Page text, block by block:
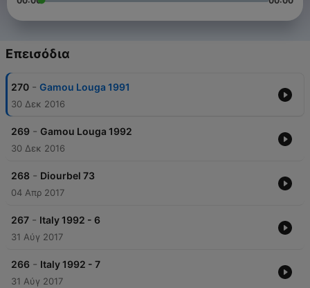
Επεισόδια
270 - Gamou Louga 1991
30 Δεκ 2016
269 - Gamou Louga 1992
30 Δεκ 2016
268 - Diourbel 73
04 Απρ 2017
267 - Italy 1992 - 6
31 Αύγ 2017
266 - Italy 1992 - 7
31 Αύγ 2017